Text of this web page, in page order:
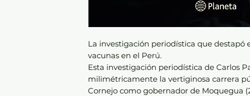
La investigación periodística que destapó
vacunas en el Perú.
Esta investigación periodística de Carlos
milimétricamente la vertiginosa carrera
Cornejo como gobernador de Moquegua